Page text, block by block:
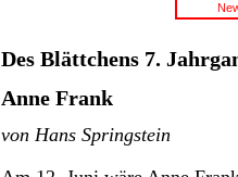
Des Blättchens 7.
Anne Frank
von Hans Springstein